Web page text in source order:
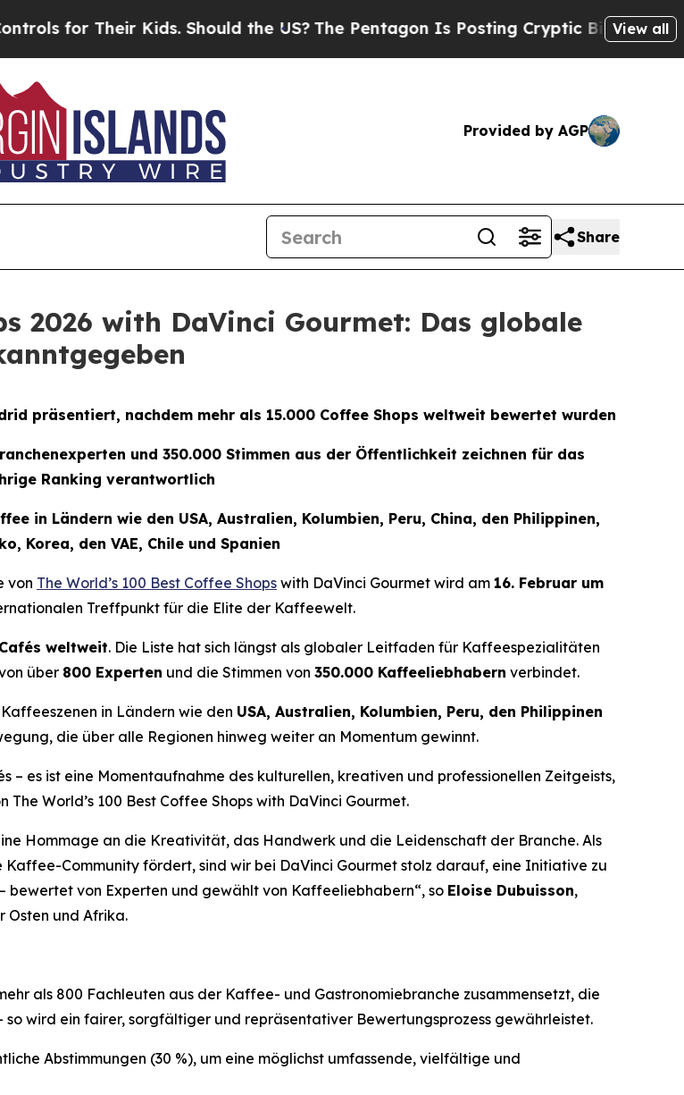
Kids. Should the US?The Pentagon Is Posting Cryptic Biblical Messages on
View all
Provided by AGP
Share
2026 with DaVinci Gourmet: Das globale
präsentiert, nachdem mehr als 15.000 Coffee Shops weltweit bewertet wurden
und 350.000 Stimmen aus der Öffentlichkeit zeichnen für das
Ranking verantwortlich
in Ländern wie den USA, Australien, Kolumbien, Peru, China, den Philippinen,
Korea, den VAE, Chile und Spanien
von The World’s 100 Best Coffee Shops with DaVinci Gourmet wird am 16. Februar um
Treffpunkt für die Elite der Kaffeewelt.
weltweit. Die Liste hat sich längst als globaler Leitfaden für Kaffeespezialitäten
über 800 Experten und die Stimmen von 350.000 Kaffeeliebhabern verbindet.
in Ländern wie den USA, Australien, Kolumbien, Peru, den Philippinen
die über alle Regionen hinweg weiter an Momentum gewinnt.
– es ist eine Momentaufnahme des kulturellen, kreativen und professionellen Zeitgeists,
The World’s 100 Best Coffee Shops with DaVinci Gourmet.
Hommage an die Kreativität, das Handwerk und die Leidenschaft der Branche. Als
Community fördert, sind wir bei DaVinci Gourmet stolz darauf, eine Initiative zu
von Experten und gewählt von Kaffeeliebhabern“, so Eloise Dubuisson,
Osten und Afrika.
als 800 Fachleuten aus der Kaffee- und Gastronomiebranche zusammensetzt, die
wird ein fairer, sorgfältiger und repräsentativer Bewertungsprozess gewährleistet.
Abstimmungen (30 %), um eine möglichst umfassende, vielfältige und